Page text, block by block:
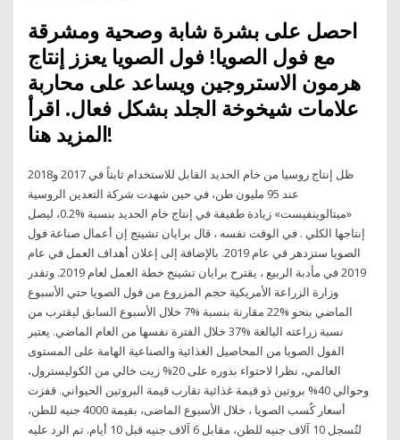
احصل على بشرة شابة وصحية ومشرقة
مع فول الصويا! فول الصويا يعزز إنتاج
هرمون الاستروجين ويساعد على محاربة
علامات شيخوخة الجلد بشكل فعال. اقرأ
المزيد هنا!
ظل إنتاج روسيا من خام الحديد القابل للاستخدام ثابتاً في 2017 و2018
عند 95 مليون طن، في حين شهدت شركة التعدين الروسية
«ميتالوينفيست» زيادة طفيفة في إنتاج خام الحديد بنسبة %0.2، ليصل
إنتاجها الكلي . في الوقت نفسه ، قال برايان تشينج إن أعمال صناعة فول
الصويا ستزدهر في عام 2019. بالإضافة إلى إعلان أهداف العمل في عام
2019 في مأدبة الربيع ، يقترح برايان تشينج خطة العمل لعام 2019. وتقدر
وزارة الزراعة الأمريكية حجم المزروع من فول الصويا حتي الأسبوع
الماضي بنحو %22 مقارنة بنسبة %7 خلال الأسبوع السابق ليقترب من
نسبة زراعته البالغة %37 خلال الفترة نفسها من العام الماضي. يعتبر
الفول الصويا من المحاصيل الغذائية والصناعية الهامة على المستوى
العالمي، نظرا لاحتواء بذوره على 20% زيت خالي من الكوليسترول،
وحوالي 40% بروتين ذو قيمة غذائية تقارب قيمة البروتين الحيواني. قفزت
أسعار كُسب الصويا ، خلال الأسبوع الماضى، بقيمة 4000 جنيه للطن،
لتُسجل 10 آلاف جنيه للطن، مقابل 6 آلاف جنيه قبل 10 أيام. تم الرد عليه